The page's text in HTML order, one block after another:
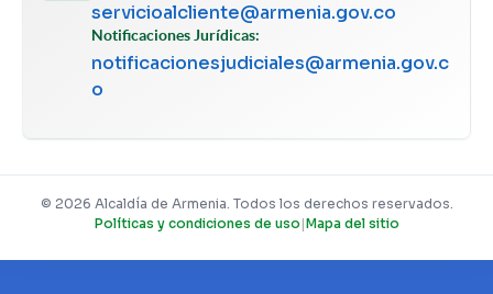
servicioalcliente@armenia.gov.co
Notificaciones Jurídicas:
notificacionesjudiciales@armenia.gov.c
o
© 2026 Alcaldía de Armenia. Todos los derechos reservados.
Políticas y condiciones de uso |Mapa del sitio